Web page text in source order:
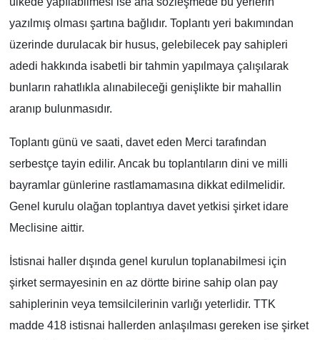
yazılmış olması şartına bağlıdır. Toplantı yeri bakımından
üzerinde durulacak bir husus, gelebilecek pay sahipleri
adedi hakkında isabetli bir tahmin yapılmaya çalışılarak
bunların rahatlıkla alınabileceği genişlikte bir mahallin
aranıp bulunmasıdır.
Toplantı günü ve saati, davet eden Merci tarafından
serbestçe tayin edilir. Ancak bu toplantıların dini ve milli
bayramlar günlerine rastlamamasına dikkat edilmelidir.
Genel kurulu olağan toplantıya davet yetkisi şirket idare
Meclisine aittir.
İstisnai haller dışında genel kurulun toplanabilmesi için
şirket sermayesinin en az dörtte birine sahip olan pay
sahiplerinin veya temsilcilerinin varlığı yeterlidir. TTK
madde 418 istisnai hallerden anlaşılması gereken ise şirket